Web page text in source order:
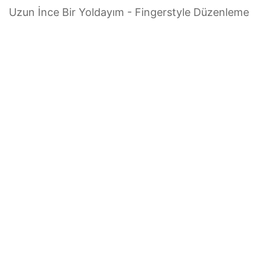
Uzun İnce Bir Yoldayım - Fingerstyle Düzenleme